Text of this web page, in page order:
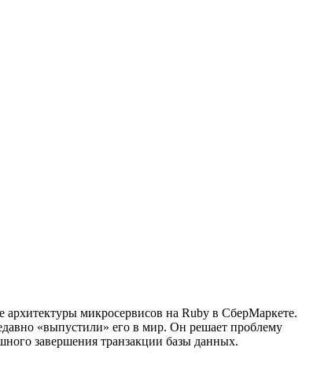
микросервисов на Ruby в СберМаркете.
«выпустили» его в мир. Он решает проблему
завершения транзакции базы данных.